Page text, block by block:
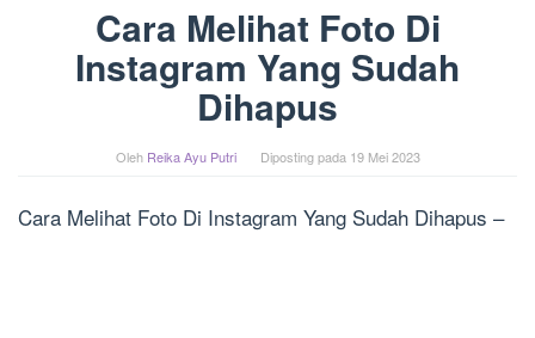
Cara Melihat Foto Di
Instagram Yang Sudah
Dihapus
Oleh Reika Ayu Putri Diposting pada 19 Mei 2023
Cara Melihat Foto Di Instagram Yang Sudah Dihapus –